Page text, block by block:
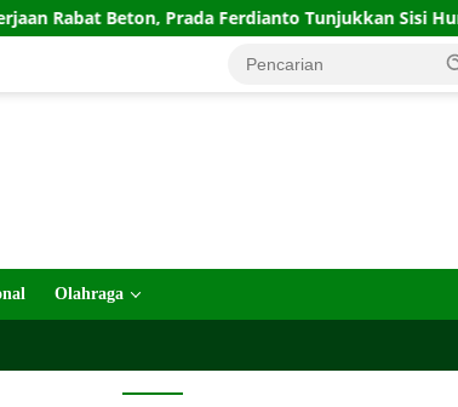
Ferdianto Tunjukkan Sisi Humanis Bersama Anak-
Olahraga